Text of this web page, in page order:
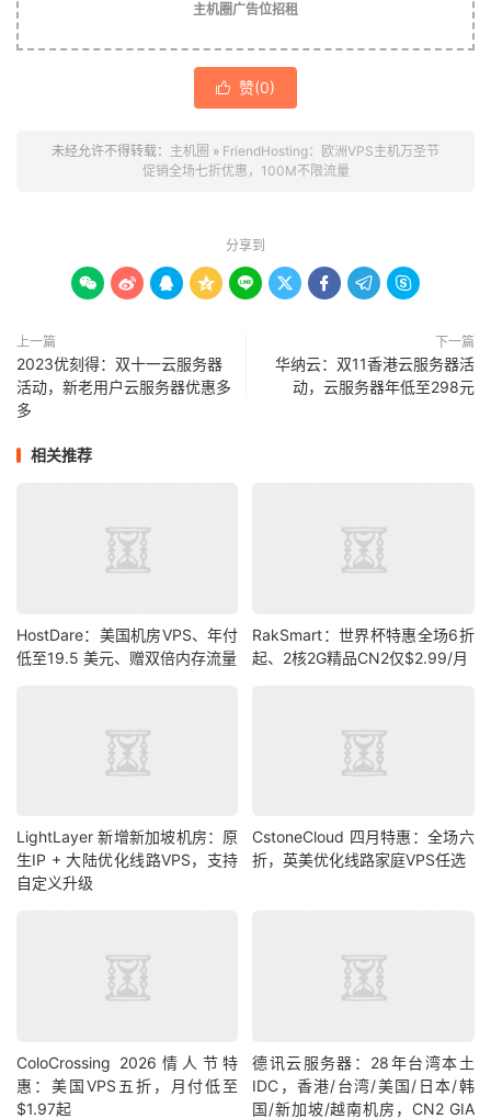
主机圈广告位招租
 赞(0)
未经允许不得转载： 主机圈 » FriendHosting：欧洲VPS主机万圣节
促销全场七折优惠，100M不限流量
分享到
        
上一篇
2023优刻得：双十一云服务器
活动，新老用户云服务器优惠多
多
下一篇
华纳云：双11香港云服务器活
动，云服务器年低至298元
相关推荐
HostDare：美国机房VPS、年付
低至19.5 美元、赠双倍内存流量
RakSmart：世界杯特惠全场6折
起、2核2G精品CN2仅$2.99/月
LightLayer 新增新加坡机房：原
生IP + 大陆优化线路VPS，支持
自定义升级
CstoneCloud 四月特惠：全场六
折，英美优化线路家庭VPS任选
ColoCrossing 2026情人节特
惠：美国VPS五折，月付低至
$1.97起
德讯云服务器：28年台湾本土
IDC，香港/台湾/美国/日本/韩
国/新加坡/越南机房，CN2 GIA